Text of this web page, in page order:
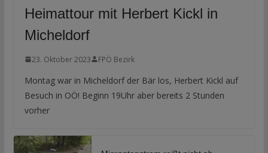
Heimattour mit Herbert Kickl in
Micheldorf
23. Oktober 2023 FPÖ Bezirk
Montag war in Micheldorf der Bär los, Herbert Kickl auf
Besuch in OÖ! Beginn 19Uhr aber bereits 2 Stunden
vorher